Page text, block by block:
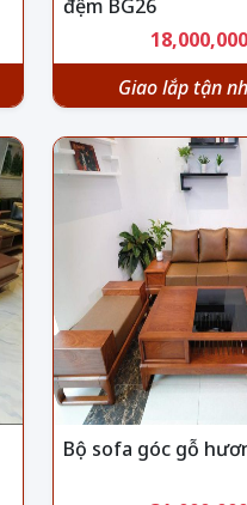
đệm BG26
Giao lắp tận
Bộ sofa góc gỗ